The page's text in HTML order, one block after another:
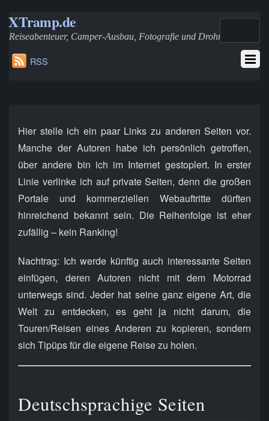
XTramp.de
Reiseabenteuer, Camper-Ausbau, Fotografie und Drohnen
RSS
Hier stelle ich ein paar Links zu anderen Seiten vor.
Manche der Autoren habe ich persönlich getroffen,
über andere bin ich im Internet gestoplert. In erster
Linie verlinke ich auf private Seiten, denn die großen
Portale und kommerziellen Webauftritte dürften
hinreichend bekannt sein. Die Reihenfolge ist eher
zufällig – kein Ranking!
Nachtrag: Ich werde künftig auch interessante Seiten
einfügen, deren Autoren nicht mit dem Motorrad
unterwegs sind. Jeder hat seine ganz eigene Art, die
Welt zu entdecken, es geht ja nicht darum, die
Touren/Reisen eines Anderen zu kopieren, sondern
sich Tipüps für die eigene Reise zu holen.
Deutschsprachige Seiten